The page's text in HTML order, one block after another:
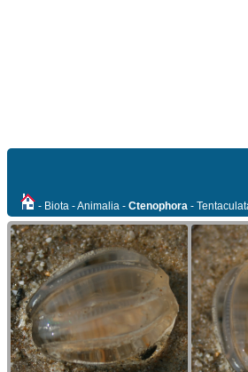
- Biota - Animalia - Ctenophora -